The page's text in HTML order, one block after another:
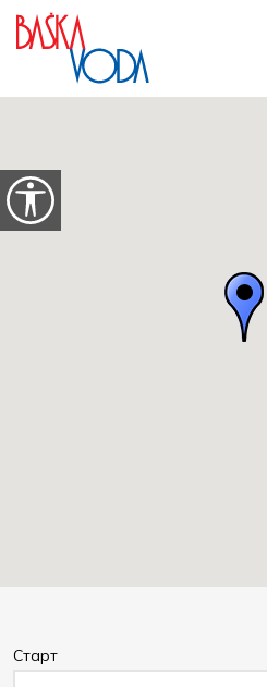
перейти к содержанию
Откройте параметры доступности
Старт